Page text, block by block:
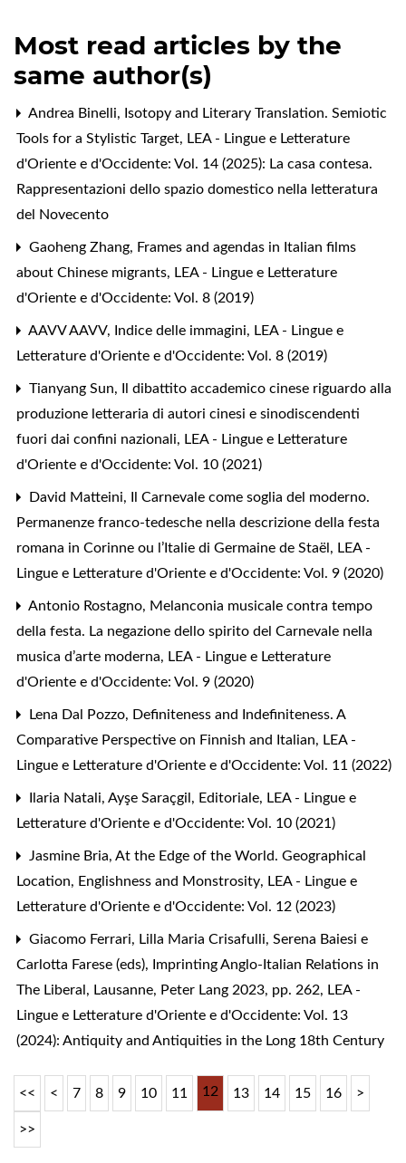
Most read articles by the
same author(s)
Andrea Binelli, Isotopy and Literary Translation. Semiotic
Tools for a Stylistic Target, LEA - Lingue e Letterature
d'Oriente e d'Occidente: Vol. 14 (2025): La casa contesa.
Rappresentazioni dello spazio domestico nella letteratura
del Novecento
Gaoheng Zhang, Frames and agendas in Italian films
about Chinese migrants, LEA - Lingue e Letterature
d'Oriente e d'Occidente: Vol. 8 (2019)
AAVV AAVV, Indice delle immagini, LEA - Lingue e
Letterature d'Oriente e d'Occidente: Vol. 8 (2019)
Tianyang Sun,
Il dibattito accademico cinese riguardo alla
produzione letteraria di autori cinesi e sinodiscendenti
fuori dai confini nazionali, LEA - Lingue e Letterature
d'Oriente e d'Occidente: Vol. 10 (2021)
David Matteini,
Il Carnevale come soglia del moderno.
Permanenze franco-tedesche nella descrizione della festa
romana in Corinne ou l’Italie di Germaine de Staël, LEA -
Lingue e Letterature d'Oriente e d'Occidente: Vol. 9 (2020)
Antonio Rostagno, Melanconia musicale contra tempo
della festa. La negazione dello spirito del Carnevale nella
musica d’arte moderna, LEA - Lingue e Letterature
d'Oriente e d'Occidente: Vol. 9 (2020)
Lena Dal Pozzo, Definiteness and Indefiniteness. A
Comparative Perspective on Finnish and Italian, LEA -
Lingue e Letterature d'Oriente e d'Occidente: Vol. 11 (2022)
Ilaria Natali, Ayşe Saraçgil, Editoriale, LEA - Lingue e
Letterature d'Oriente e d'Occidente: Vol. 10 (2021)
Jasmine Bria, At the Edge of the World. Geographical
Location, Englishness and Monstrosity, LEA - Lingue e
Letterature d'Oriente e d'Occidente: Vol. 12 (2023)
Giacomo Ferrari, Lilla Maria Crisafulli, Serena Baiesi e
Carlotta Farese (eds), Imprinting Anglo-Italian Relations in
The Liberal, Lausanne, Peter Lang 2023, pp. 262, LEA -
Lingue e Letterature d'Oriente e d'Occidente: Vol. 13
(2024): Antiquity and Antiquities in the Long 18th Century
<< < 7 8 9 10 11 12 13 14 15 16 >
>>